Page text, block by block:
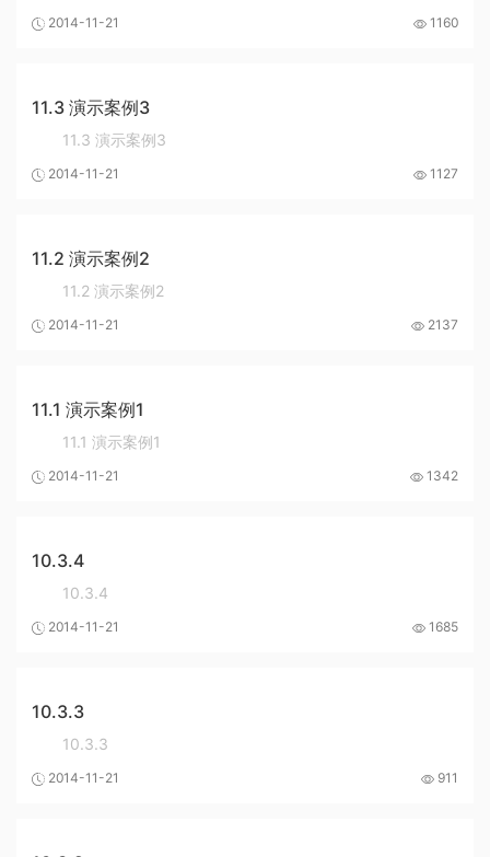
2014-11-21 1160
11.3 演示案例3
11.3 演示案例3
2014-11-21 1127
11.2 演示案例2
11.2 演示案例2
2014-11-21 2137
11.1 演示案例1
11.1 演示案例1
2014-11-21 1342
10.3.4
10.3.4
2014-11-21 1685
10.3.3
10.3.3
2014-11-21 911